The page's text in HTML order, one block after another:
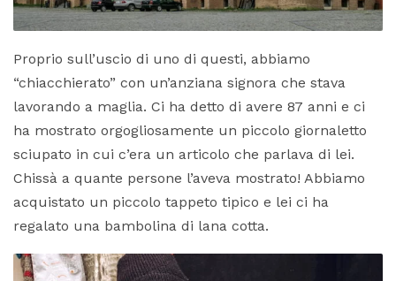
Proprio sull’uscio di uno di questi, abbiamo
“chiacchierato” con un’anziana signora che stava
lavorando a maglia. Ci ha detto di avere 87 anni e ci
ha mostrato orgogliosamente un piccolo giornaletto
sciupato in cui c’era un articolo che parlava di lei.
Chissà a quante persone l’aveva mostrato! Abbiamo
acquistato un piccolo tappeto tipico e lei ci ha
regalato una bambolina di lana cotta.